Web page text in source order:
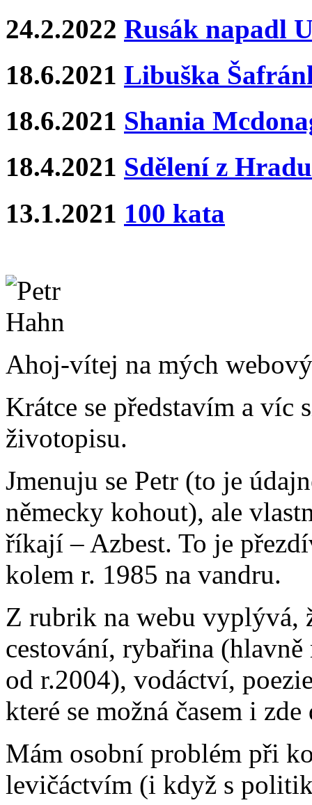
24.2.2022 Rusák napadl
18.6.2021 Libuška
18.6.2021 Shania
18.4.2021 Sdělení z Hradu
13.1.2021 100 kata
Ahoj-vítej na mých
Krátce se představím a víc
životopisu.
Jmenuju se Petr (to je
německy kohout), ale
říkají – Azbest. To je
kolem r. 1985 na vandru.
Z rubrik na webu vyplývá,
cestování, rybařina
od r.2004), vodáctví,
které se možná časem i zde
Mám osobní problém při
levičáctvím (i když s